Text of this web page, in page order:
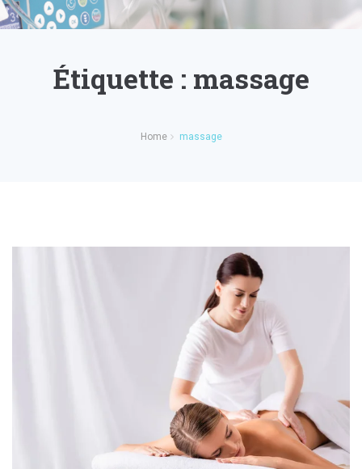
Étiquette : massage
Home massage